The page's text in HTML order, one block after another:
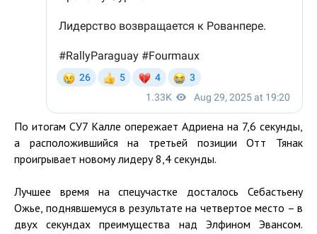
По итогам СУ7 Калле опережает Адриена на 7,6 секунды,
а расположившийся на третьей позиции Отт Тянак
проигрывает новому лидеру 8,4 секунды.
Лучшее время на спецучастке досталось Себастьену
Ожье, поднявшемуся в результате на четвертое место – в
двух секундах преимущества над Элфином Эвансом.